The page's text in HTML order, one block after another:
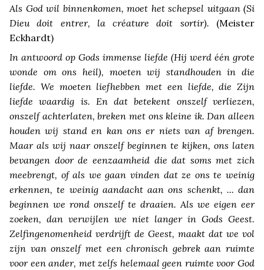
Als God wil binnenkomen, moet het schepsel uitgaan (Si
Dieu doit entrer, la créature doit sortir). (Meister
Eckhardt)
In antwoord op Gods immense liefde (Hij werd één grote
wonde om ons heil), moeten wij standhouden in die
liefde. We moeten liefhebben met een liefde, die Zijn
liefde waardig is. En dat betekent onszelf verliezen,
onszelf achterlaten, breken met ons kleine ik. Dan alleen
houden wij stand en kan ons er niets van af brengen.
Maar als wij naar onszelf beginnen te kijken, ons laten
bevangen door de eenzaamheid die dat soms met zich
meebrengt, of als we gaan vinden dat ze ons te weinig
erkennen, te weinig aandacht aan ons schenkt, ... dan
beginnen we rond onszelf te draaien. Als we eigen eer
zoeken, dan verwijlen we niet langer in Gods Geest.
Zelfingenomenheid verdrijft de Geest, maakt dat we vol
zijn van onszelf met een chronisch gebrek aan ruimte
voor een ander, met zelfs helemaal geen ruimte voor God